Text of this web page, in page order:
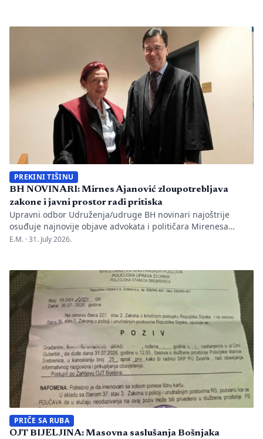
PREKINI TIŠINU
BH NOVINARI: Mirnes Ajanović zloupotrebljava
zakone i javni prostor radi pritiska
Upravni odbor Udruženja/udruge BH novinari najoštrije
osuđuje najnovije objave advokata i političara Mirenesa
Ajanovića i kontinuiranu kampanju javnog targetiranja,
Novinara Marka Divkovića i generalnu tajnicu Borku Rudić.
Nakon ranije podnesenih krivičnih prijava i tužbi za klevetu
protiv Anise Mahmutović i odgovornih osoba […]
E.M. ·31. July 2026.
PRIČE SA RUBA
OJT BIJELJINA: Masovna saslušanja Bošnjaka